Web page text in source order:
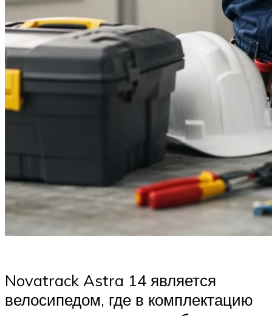
Novatrack Astra 14 является
велосипедом, где в комплектацию